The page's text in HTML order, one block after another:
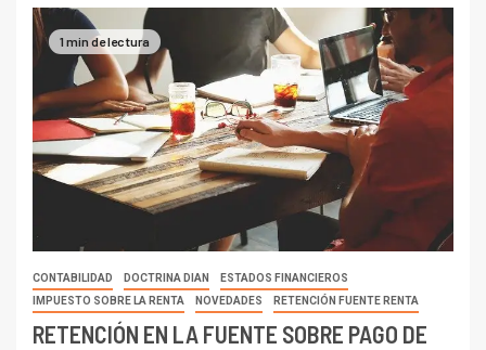
1 min de lectura
CONTABILIDAD DOCTRINA DIAN
ESTADOS FINANCIEROS
IMPUESTO SOBRE LA RENTA
NOVEDADES RETENCIÓN FUENTE RENTA
RETENCIÓN EN LA FUENTE SOBRE PAGO DE